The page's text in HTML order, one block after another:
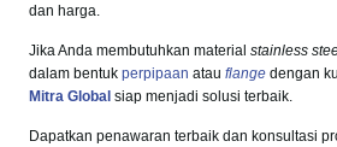
dan harga.
Jika Anda membutuhkan material stainless
dalam bentuk perpipaan atau flange dengan
Mitra Global siap menjadi solusi terbaik.
Dapatkan penawaran terbaik dan konsultasi